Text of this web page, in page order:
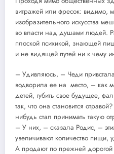
витражей или фресок: видимо,
изобразительного искусства
во власти над душами людей.
плоской психикой, знающей
и не видящей путей ни к чему
– Удивляюсь, – Чеди
водворила ее на место, – как
детей, губить свое будущее,
так, что она становится
нибудь стал принимать такую
– У них, – сказала Родис, –
увеличивают количество пищи,
А продают по прежней дорогой